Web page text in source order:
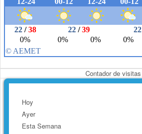
Contador de visitas
Hoy
Ayer
Esta Semana